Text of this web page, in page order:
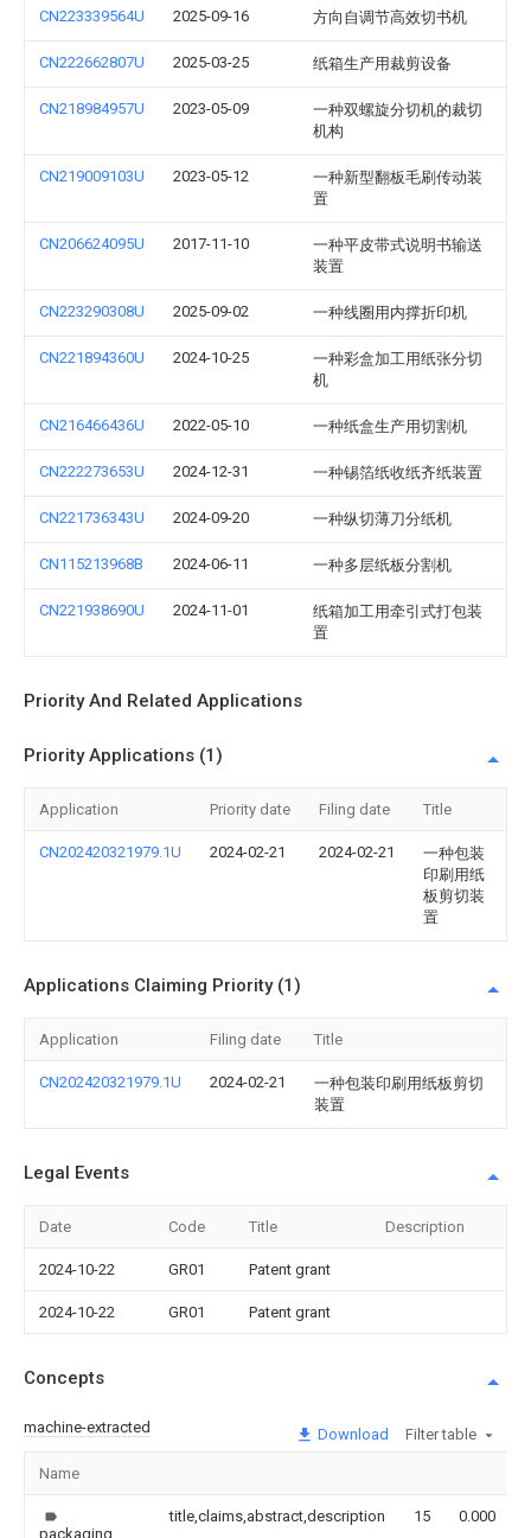
CN223339564U 2025-09-16 方向自调节高效切书机
CN222662807U 2025-03-25 纸箱生产用裁剪设备
CN218984957U 2023-05-09
一种双螺旋分切机的裁切
机构
CN219009103U 2023-05-12
一种新型翻板毛刷传动装
置
CN206624095U 2017-11-10
一种平皮带式说明书输送
装置
CN223290308U 2025-09-02 一种线圈用内撑折印机
CN221894360U 2024-10-25
一种彩盒加工用纸张分切
机
CN216466436U 2022-05-10 一种纸盒生产用切割机
CN222273653U 2024-12-31 一种锡箔纸收纸齐纸装置
CN221736343U 2024-09-20 一种纵切薄刀分纸机
CN115213968B 2024-06-11 一种多层纸板分割机
CN221938690U 2024-11-01
纸箱加工用牵引式打包装
置
Priority And Related Applications
Priority Applications (1)
Application Priority date Filing date Title
CN202420321979.1U 2024-02-21 2024-02-21
一种包装
印刷用纸
板剪切装
置
Applications Claiming Priority (1)
Application Filing date Title
CN202420321979.1U 2024-02-21
一种包装印刷用纸板剪切
装置
Legal Events
Date Code Title Description
2024-10-22 GR01 Patent grant
2024-10-22 GR01 Patent grant
Concepts
machine-extracted Download Filter table
Name
packaging
title,claims,abstract,description 15 0.000